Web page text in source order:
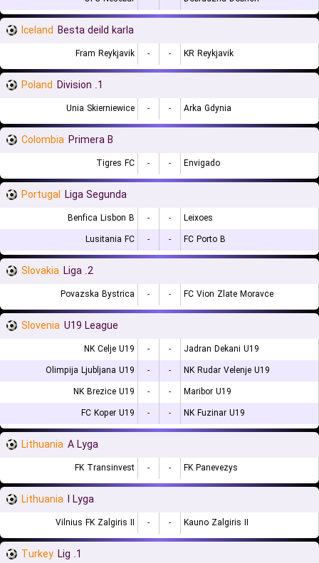
Iceland Besta deild karla
Fram Reykjavik - - KR Reykjavik
Poland 1. Division
Unia Skierniewice - - Arka Gdynia
Colombia Primera B
Tigres FC - - Envigado
Portugal Liga Segunda
Benfica Lisbon B - -
Leixoes
Lusitania FC
- - FC Porto B
Slovakia 2. Liga
Povazska Bystrica - - FC Vion Zlate Moravce
Slovenia U19 League
NK Celje U19 - -
Jadran Dekani U19
Olimpija Ljubljana U19
- -
NK Rudar Velenje U19
NK Brezice U19
- -
Maribor U19
FC Koper U19
- - NK Fuzinar U19
Lithuania A Lyga
FK Transinvest - - FK Panevezys
Lithuania I Lyga
Vilnius FK Zalgiris II - - Kauno Zalgiris II
Turkey 1. Lig